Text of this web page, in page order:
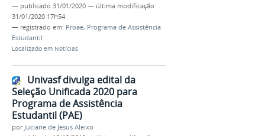
— publicado 31/01/2020 — última modificação
31/01/2020 17h54
— registrado em: Proae, Programa de Assistência
Estudantil
Localizado em Notícias
Univasf divulga edital da
Seleção Unificada 2020 para
Programa de Assistência
Estudantil (PAE)
por Juciane de Jesus Aleixo